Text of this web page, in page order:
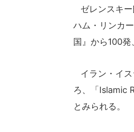
ゼレンスキー
ハム・リンカ
国』から100発
イラン・イス
ろ、「Islamic
とみられる。